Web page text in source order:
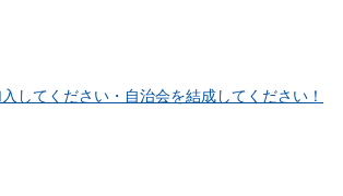
してください・自治会を結成してください！